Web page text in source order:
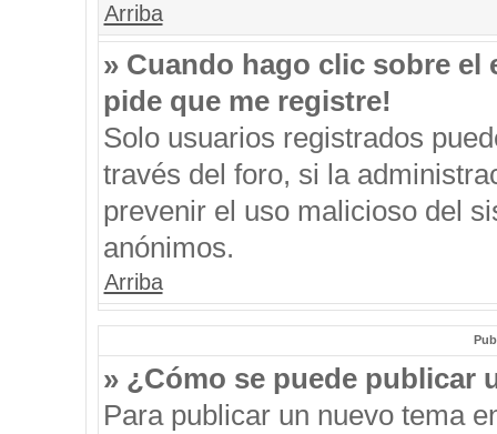
Arriba
» Cuando hago clic sobre el
pide que me registre!
Solo usuarios registrados
través del foro, si la
prevenir el uso malicioso del
anónimos.
Arriba
» ¿Cómo se puede publicar
Para publicar un nuevo tema